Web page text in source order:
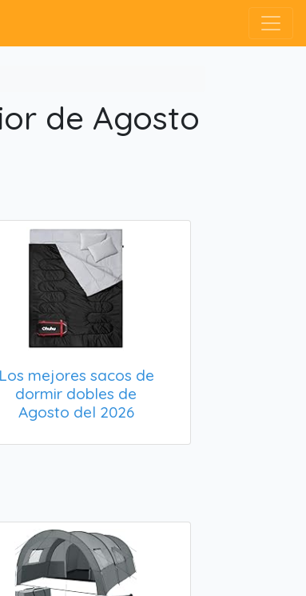
de Agosto
Los mejores sacos de
dormir dobles de
Agosto del 2026